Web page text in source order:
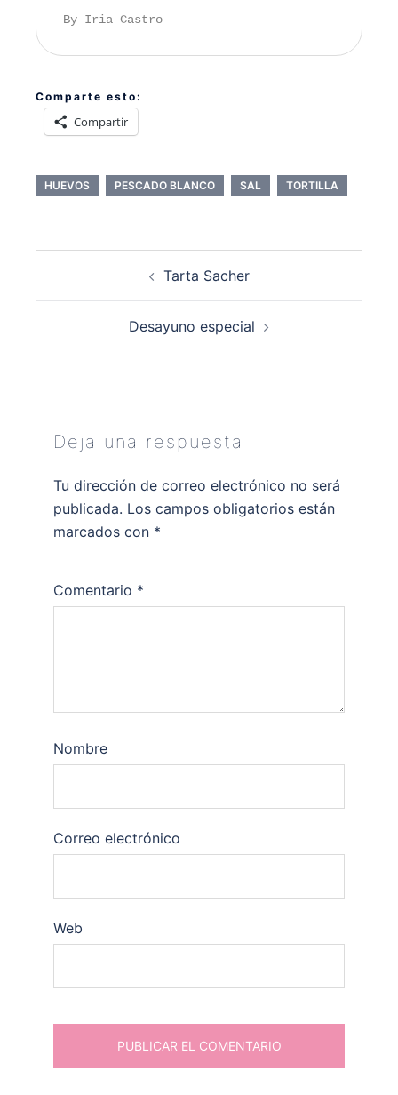
By Iria Castro
Comparte esto:
Compartir
HUEVOS PESCADO BLANCO SAL TORTILLA
entradas
Tarta Sacher
Desayuno especial
Deja una respuesta
Tu dirección de correo electrónico no será
publicada. Los campos obligatorios están
marcados con *
Comentario *
Nombre
Correo electrónico
Web